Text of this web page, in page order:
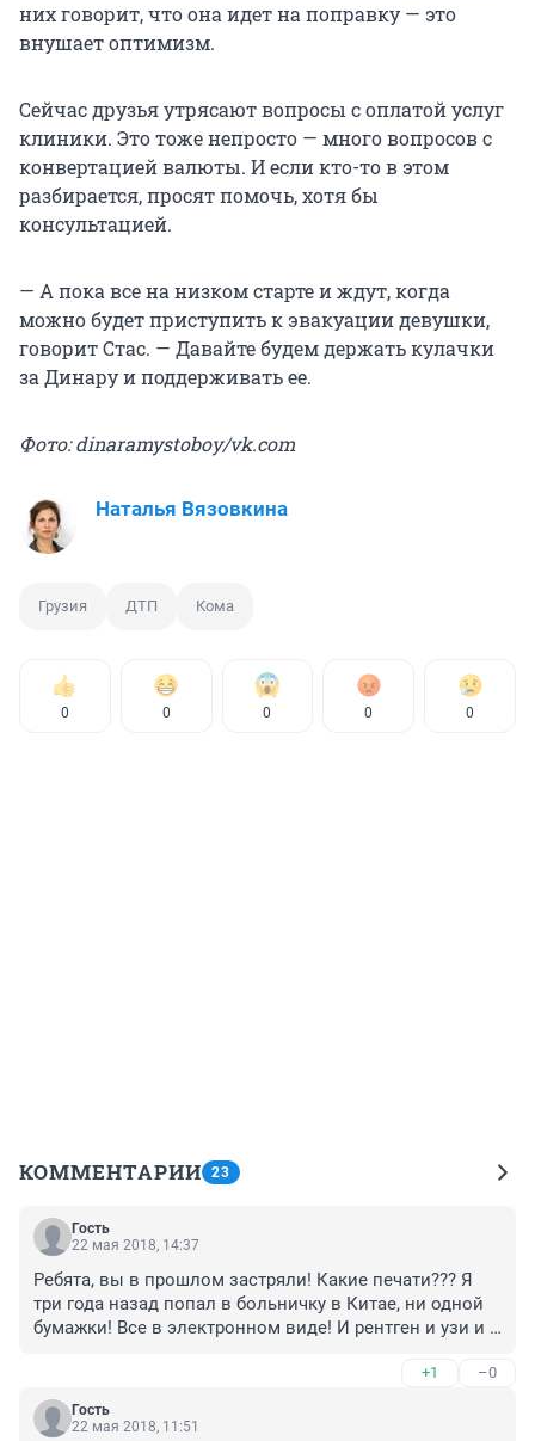
них говорит, что она идет на поправку — это
внушает оптимизм.
Сейчас друзья утрясают вопросы с оплатой услуг
клиники. Это тоже непросто — много вопросов с
конвертацией валюты. И если кто-то в этом
разбирается, просят помочь, хотя бы
консультацией.
— А пока все на низком старте и ждут, когда
можно будет приступить к эвакуации девушки,
говорит Стас. — Давайте будем держать кулачки
за Динару и поддерживать ее.
Фото: dinaramystoboy/vk.com
Наталья Вязовкина
Грузия ДТП Кома
0 0 0 0 0
КОММЕНТАРИИ 23
Гость
22 мая 2018, 14:37
Ребята, вы в прошлом застряли! Какие печати??? Я
три года назад попал в больничку в Китае, ни одной
бумажки! Все в электронном виде! И рентген и узи и
А у нас все на бумажках пишут каракули!
+1 –0
Гость
22 мая 2018, 11:51